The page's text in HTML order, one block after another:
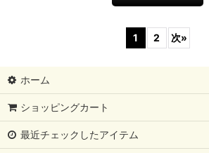
1 2 次»
ホーム
ショッピングカート
最近チェックしたアイテム